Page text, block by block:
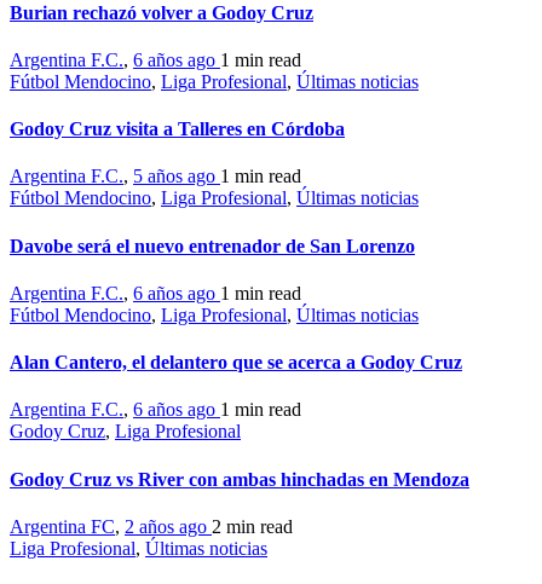
Burian rechazó volver a Godoy Cruz
Argentina F.C., 6 años ago 1 min read
Fútbol Mendocino, Liga Profesional, Últimas noticias
Godoy Cruz visita a Talleres en Córdoba
Argentina F.C., 5 años ago 1 min read
Fútbol Mendocino, Liga Profesional, Últimas noticias
Davobe será el nuevo entrenador de San Lorenzo
Argentina F.C., 6 años ago 1 min read
Fútbol Mendocino, Liga Profesional, Últimas noticias
Alan Cantero, el delantero que se acerca a Godoy Cruz
Argentina F.C., 6 años ago 1 min read
Godoy Cruz, Liga Profesional
Godoy Cruz vs River con ambas hinchadas en Mendoza
Argentina FC, 2 años ago 2 min read
Liga Profesional, Últimas noticias